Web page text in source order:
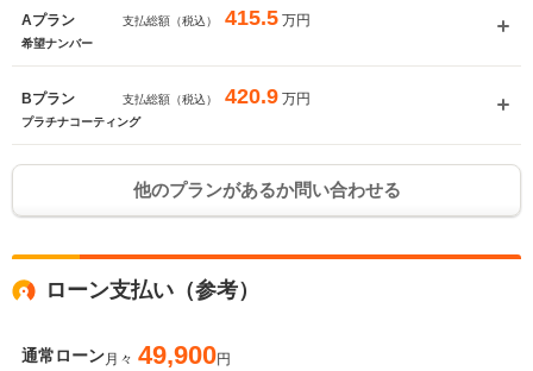
Aプラン 支払総額（税込） 415.5 万円
希望ナンバー
Bプラン 支払総額（税込） 420.9 万円
プラチナコーティング
他のプランがあるか問い合わせる
ローン支払い（参考）
通常ローン月々 49,900円